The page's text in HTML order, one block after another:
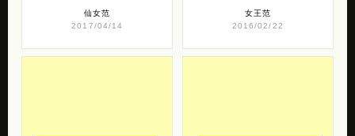
仙女范
2017/04/14
女王范
2016/02/22